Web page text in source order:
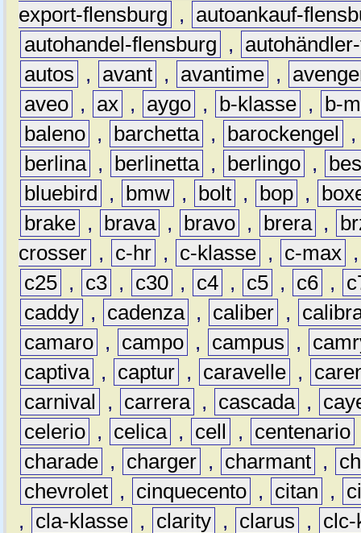
export-flensburg
,
autoankauf-
autohandel-flensburg
,
autos
, avant , avantime ,
aveo , ax , aygo , b-klasse ,
b-
baleno , barchetta , barockengel
berlina , berlinetta , berlingo ,
bluebird
, bmw , bolt , bop ,
brake , brava , bravo , brera ,
crosser , c-hr , c-klasse , c-max
c25 , c3 , c30 , c4 , c5 , c6 ,
caddy , cadenza , caliber ,
camaro , campo , campus ,
captiva , captur , caravelle ,
carnival
, carrera , cascada ,
celerio , celica , cell , centenario
charade , charger , charmant ,
chevrolet , cinquecento , citan ,
,
cla-klasse , clarity , clarus ,
clc-